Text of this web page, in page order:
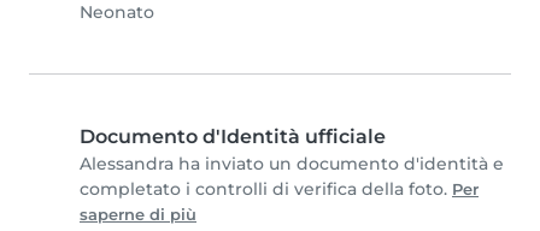
Neonato
Documento d'Identità ufficiale
Alessandra ha inviato un documento d'identità e
completato i controlli di verifica della foto. Per
saperne di più